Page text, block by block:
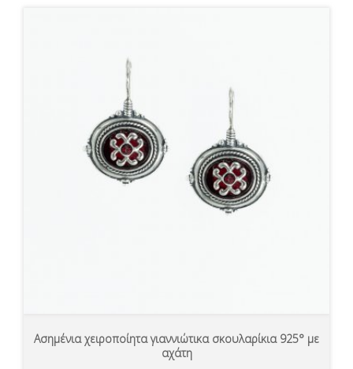
Ασημένια χειροποίητα γιαννιώτικα σκουλαρίκια 925° με
αχάτη